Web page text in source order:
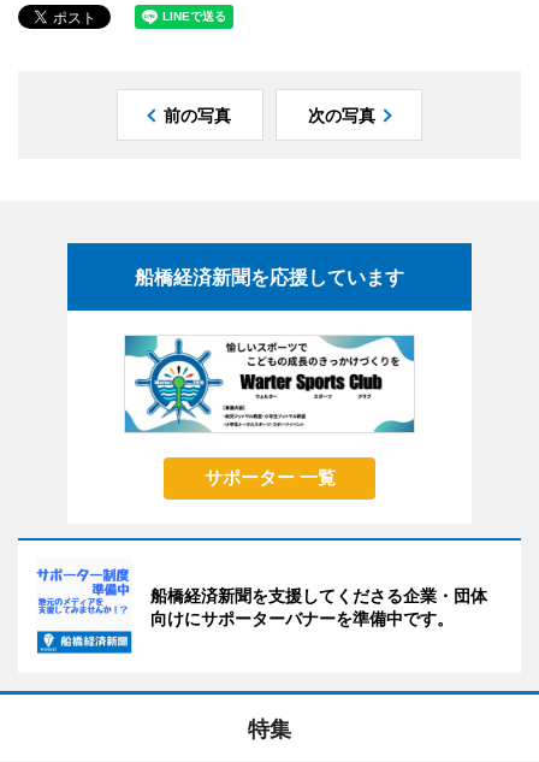
前の写真 次の写真
船橋経済新聞を応援しています
サポーター 一覧
船橋経済新聞を支援してくださる企業・団体
向けにサポーターバナーを準備中です。
特集